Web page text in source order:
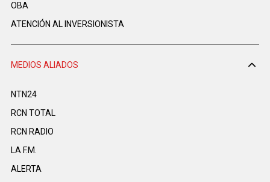
OBA
ATENCIÓN AL INVERSIONISTA
MEDIOS ALIADOS
NTN24
RCN TOTAL
RCN RADIO
LA F.M.
ALERTA